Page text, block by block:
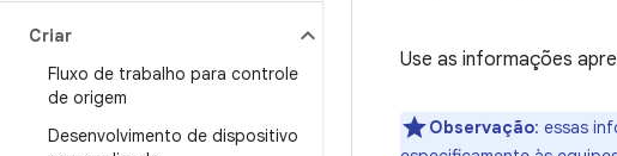
Criar
Fluxo de trabalho para controle
de origem
Desenvolvimento de dispositivo
Use as informações
Observação: essas